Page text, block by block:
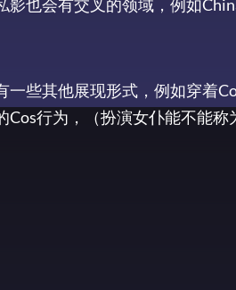
影也会有交叉的领域，例如
一些其他展现形式，例如穿着
Cos行为，（扮演女仆能不能